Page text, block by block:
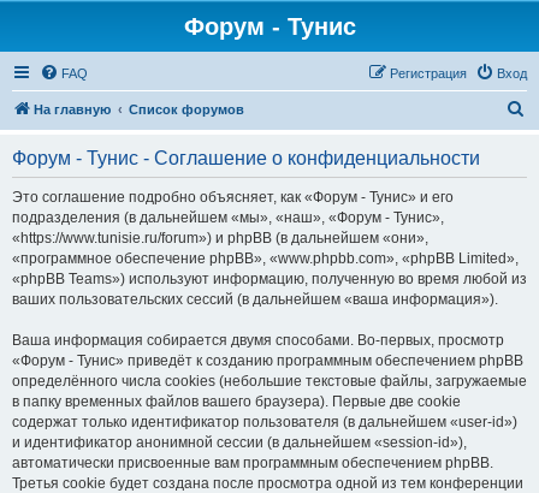
Форум - Тунис
FAQ Вход
Регистрация
На главную Список форумов
Форум - Тунис - Соглашение о конфиденциальности
Это соглашение подробно объясняет, как «Форум - Тунис» и его
подразделения (в дальнейшем «мы», «наш», «Форум - Тунис»,
«https://www.tunisie.ru/forum») и phpBB (в дальнейшем «они»,
«программное обеспечение phpBB», «www.phpbb.com», «phpBB Limited»,
«phpBB Teams») используют информацию, полученную во время любой из
ваших пользовательских сессий (в дальнейшем «ваша информация»).
Ваша информация собирается двумя способами. Во-первых, просмотр
«Форум - Тунис» приведёт к созданию программным обеспечением phpBB
определённого числа cookies (небольшие текстовые файлы, загружаемые
в папку временных файлов вашего браузера). Первые две cookie
содержат только идентификатор пользователя (в дальнейшем «user-id»)
и идентификатор анонимной сессии (в дальнейшем «session-id»),
автоматически присвоенные вам программным обеспечением phpBB.
Третья cookie будет создана после просмотра одной из тем конференции